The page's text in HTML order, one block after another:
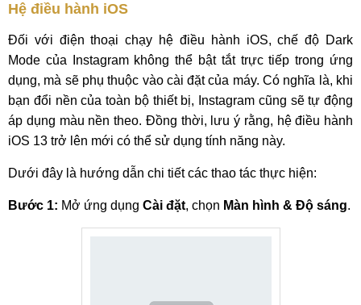
Hệ điều hành iOS
Đối với điện thoại chạy hệ điều hành iOS, chế độ Dark
Mode của Instagram không thể bật tắt trực tiếp trong ứng
dụng, mà sẽ phụ thuộc vào cài đặt của máy. Có nghĩa là, khi
bạn đổi nền của toàn bộ thiết bị, Instagram cũng sẽ tự động
áp dụng màu nền theo. Đồng thời, lưu ý rằng, hệ điều hành
iOS 13 trở lên mới có thể sử dụng tính năng này.
Dưới đây là hướng dẫn chi tiết các thao tác thực hiện:
Bước 1: Mở ứng dụng Cài đặt, chọn Màn hình & Độ sáng.